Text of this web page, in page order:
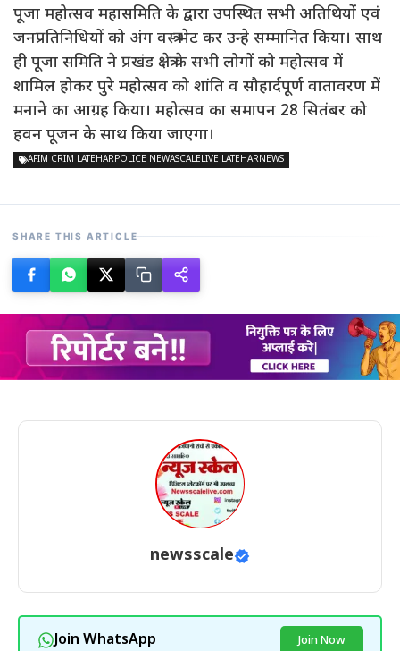
पूजा महोत्सव महासमिति के द्वारा उपस्थित सभी अतिथियों एवं
जनप्रतिनिधियों को अंग वस्त्र भेट कर उन्हे सम्मानित किया। साथ
ही पूजा समिति ने प्रखंड क्षेत्र के सभी लोगों को महोत्सव में
शामिल होकर पुरे महोत्सव को शांति व सौहार्दपूर्ण वातावरण में
मनाने का आग्रह किया। महोत्सव का समापन 28 सितंबर को
हवन पूजन के साथ किया जाएगा।
AFIM CRIM LATEHARPOLICE NEWASCALELIVE LATEHARNEWS
SHARE THIS ARTICLE
newsscale
Join WhatsApp Join Now